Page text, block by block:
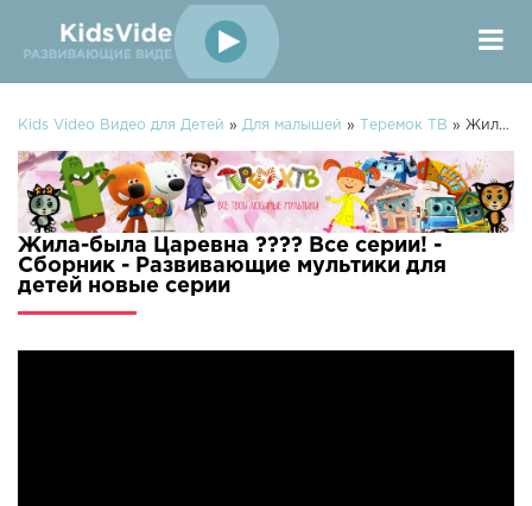
Kids Video Видео для Детей » Для малышей » Теремок ТВ » Жила-была Царевна ???? Все серии! - Сборник - Развивающие мультики для детей
Жила-была Царевна ???? Все серии! -
Сборник - Развивающие мультики для
детей новые серии